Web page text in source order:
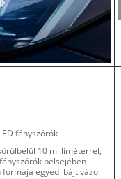
fényszórók
10 milliméterrel,
belsejében
egyedi bájt vázol